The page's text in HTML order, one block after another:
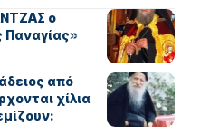
ο
Παναγίας»
από
χίλια